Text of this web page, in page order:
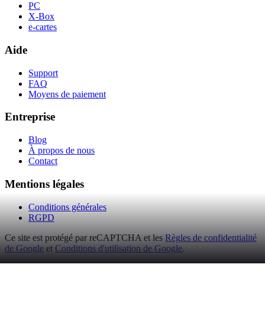
PC
X-Box
e-cartes
Aide
Support
FAQ
Moyens de paiement
Entreprise
Blog
À propos de nous
Contact
Mentions légales
Conditions générales
RGPD
Ce site est protégé par reCAPTCHA et les Règles de confidentialité
de Google et Conditions d'utilisation de Google.